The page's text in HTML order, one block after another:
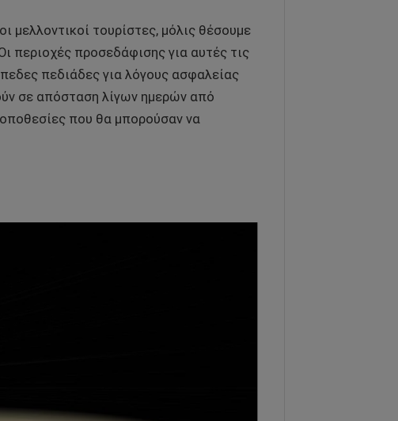
μελλοντικοί τουρίστες, μόλις θέσουμε
περιοχές προσεδάφισης για αυτές τις
πεδιάδες για λόγους ασφαλείας
σε απόσταση λίγων ημερών από
που θα μπορούσαν να